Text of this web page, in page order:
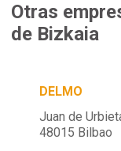
Otras
de Bizkaia
DELMO
Juan de
48015 Bilbao